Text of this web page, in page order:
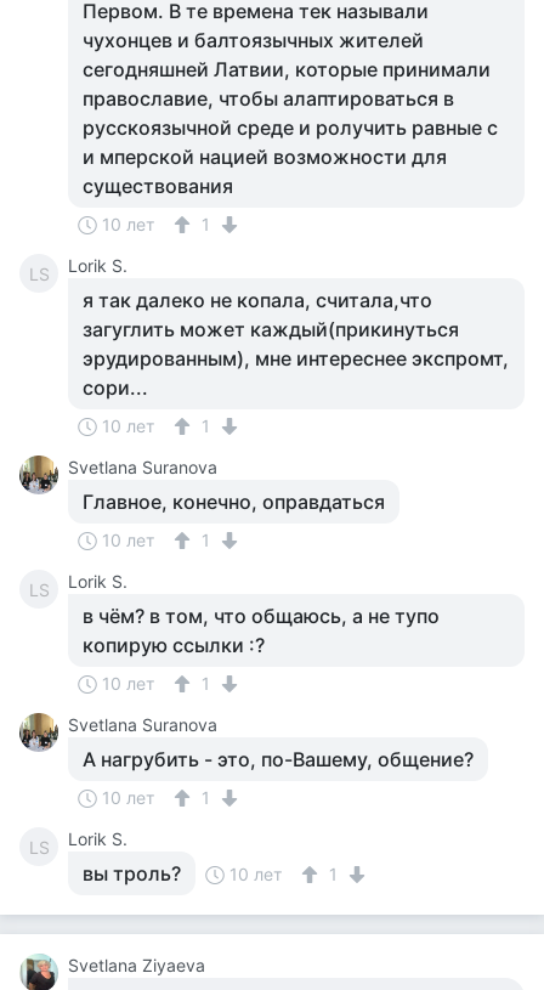
Первом. В те времена тек называли
чухонцев и балтоязычных жителей
сегодняшней Латвии, которые принимали
православие, чтобы алаптироваться в
русскоязычной среде и ролучить равные с
и мперской нацией возможности для
существования
10 лет 1
LS Lorik S.
я так далеко не копала, считала,что
загуглить может каждый(прикинуться
эрудированным), мне интереснее экспромт,
сори...
10 лет
1
Svetlana Suranova
Главное, конечно, оправдаться
10 лет 1
LS Lorik S.
в чём? в том, что общаюсь, а не тупо
копирую ссылки :?
10 лет
1
Svetlana Suranova
А нагрубить - это, по-Вашему, общение?
10 лет 1
LS Lorik S.
вы троль? 10 лет 1
Svetlana Ziyaeva